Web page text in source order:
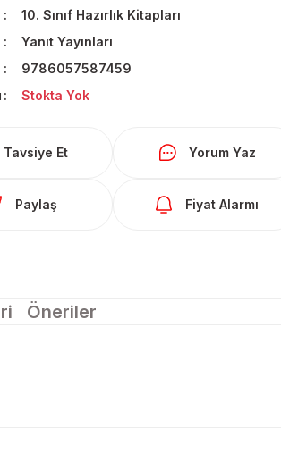
10. Sınıf Hazırlık Kitapları
Yanıt Yayınları
9786057587459
Stokta Yok
Tavsiye Et Yorum Yaz
Paylaş Fiyat Alarmı
Öneriler